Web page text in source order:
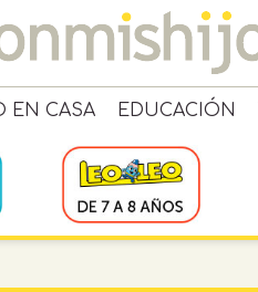
EN CASA EDUCACIÓN